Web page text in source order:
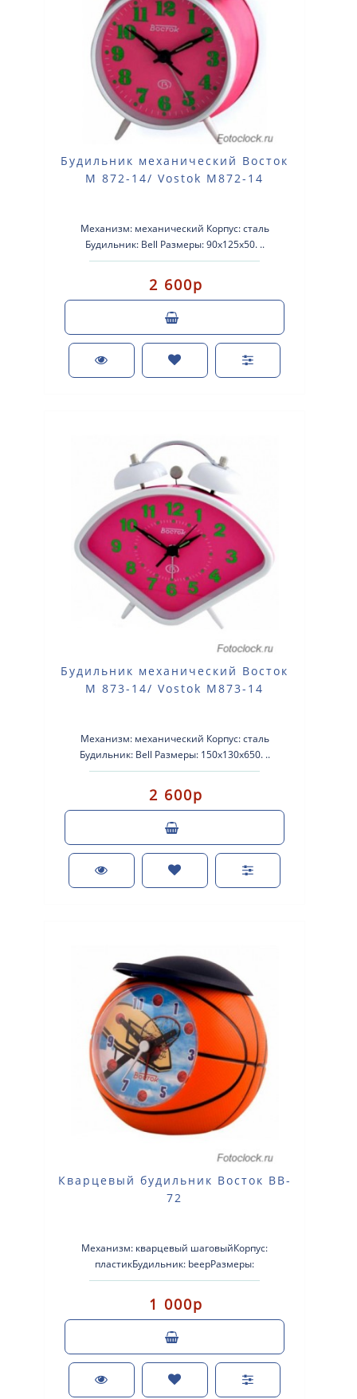
Будильник механический Восток
М 872-14/ Vostok M872-14
Механизм: механический Корпус: сталь
Будильник: Bell Размеры: 90х125х50. ..
2 600р
Будильник механический Восток
М 873-14/ Vostok M873-14
Механизм: механический Корпус: сталь
Будильник: Bell Размеры: 150х130х650. ..
2 600р
Кварцевый будильник Восток BB-
72
Механизм: кварцевый шаговыйКорпус:
пластикБудильник: beepРазмеры:
92x90x55Питание: AA 1 шт. ..
1 000р